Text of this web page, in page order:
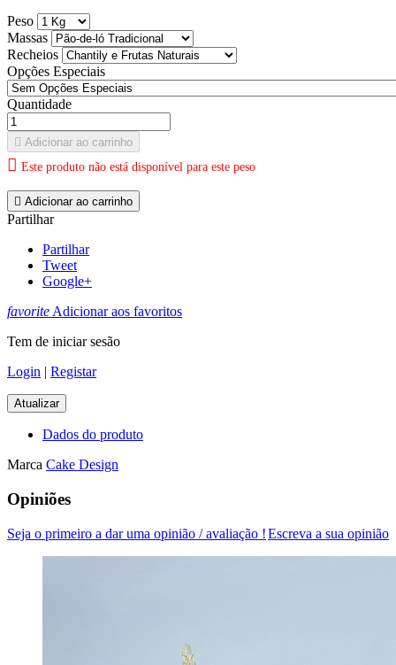
Peso
Massas
Recheios
Opções Especiais
Quantidade
 Adicionar ao carrinho
 Este produto não está disponível para este peso
 Adicionar ao carrinho
Partilhar
Partilhar
Tweet
Google+
favoriteAdicionar aos favoritos
Tem de iniciar sesão
Login | Registar
Dados do produto
Marca Cake Design
Opiniões
Escreva a sua opinião
Seja o primeiro a dar uma opinião / avaliação !